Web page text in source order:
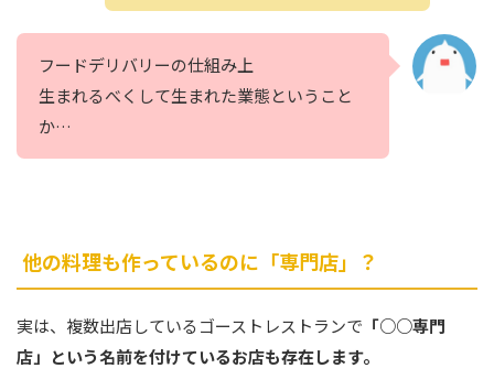
フードデリバリーの仕組み上
生まれるべくして生まれた業態ということ
か…
他の料理も作っているのに「専門店」？
実は、複数出店しているゴーストレストランで 「○○専門
店」という名前を付けているお店も存在します。